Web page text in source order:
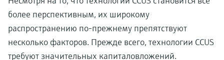
более перспективным, их широкому
распространению по-прежнему препятствуют
несколько факторов. Прежде всего, технологии CCUS
требуют значительных капиталовложений.